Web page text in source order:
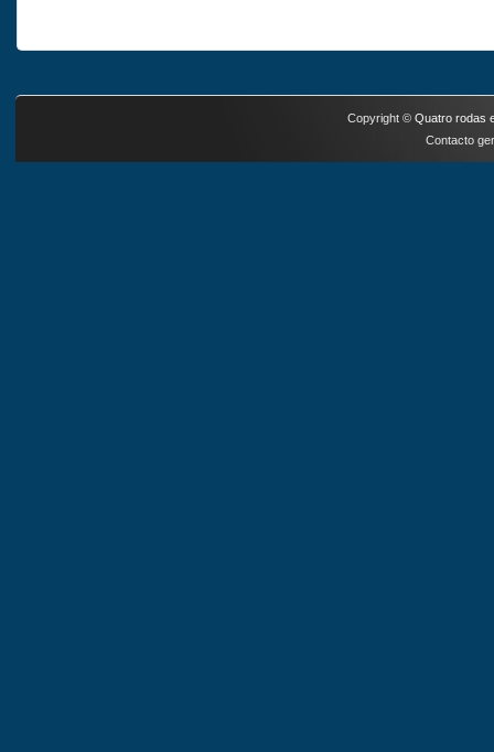
Copyright © Quatro rodas
Contacto